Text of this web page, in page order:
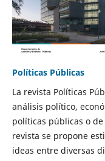
Políticas Públicas
La revista Políticas
análisis político,
políticas públicas o
revista se propone
ideas entre diversas